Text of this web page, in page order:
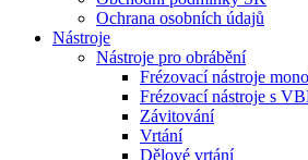
Ochrana osobních údajů
Nástroje
Nástroje pro obrábění
Frézovací nástroje
Frézovací nástroje s
Závitování
Vrtání
Dělové vrtání